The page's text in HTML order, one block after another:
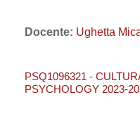
Docente: Ughetta
PSQ1096321 -
PSYCHOLOGY 2023-